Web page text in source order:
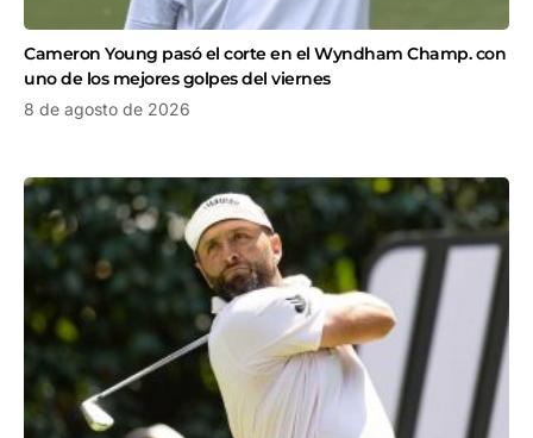
Cameron Young pasó el corte en el Wyndham Champ. con
uno de los mejores golpes del viernes
8 de agosto de 2026